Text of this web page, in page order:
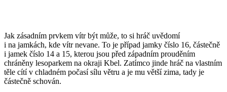
Jak zásadním prvkem vítr být může, to si hráč uvědomí
i na jamkách, kde vítr nevane. To je případ jamky číslo 16, částečně
i jamek číslo 14 a 15, kterou jsou před západním prouděním
chráněny lesoparkem na okraji Kbel. Zatímco jinde hráč na vlastním
těle cítí v chladném počasí sílu větru a je mu větší zima, tady je
částečně schován.